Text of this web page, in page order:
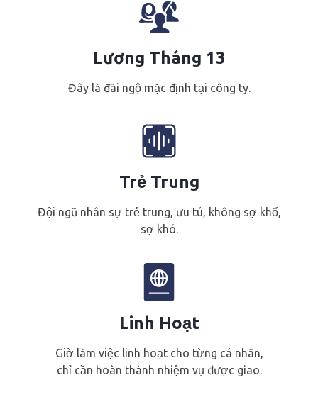
Lương Tháng 13
Đây là đãi ngộ mặc định tại công ty.
Trẻ Trung
Đội ngũ nhân sự trẻ trung, ưu tú, không sợ khổ,
sợ khó.
Linh Hoạt
Giờ làm việc linh hoạt cho từng cá nhân,
chỉ cần hoàn thành nhiệm vụ được giao.